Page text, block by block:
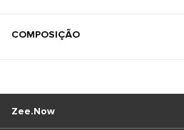
COMPOSIÇÃO
Zee.Now